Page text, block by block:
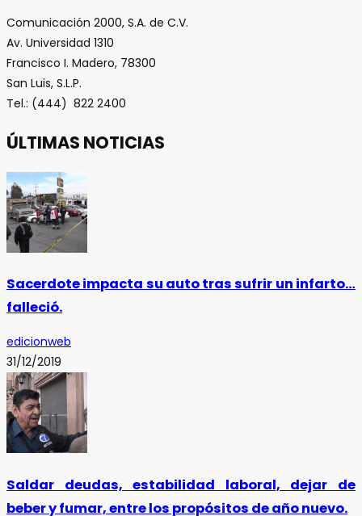
Comunicación 2000, S.A. de C.V.
Av. Universidad 1310
Francisco I. Madero, 78300
San Luis, S.L.P.
Tel.: (444) 822 2400
ÚLTIMAS NOTICIAS
Sacerdote impacta su auto tras sufrir un infarto…
falleció.
edicionweb
31/12/2019
Saldar deudas, estabilidad laboral, dejar de
beber y fumar, entre los propósitos de año nuevo.